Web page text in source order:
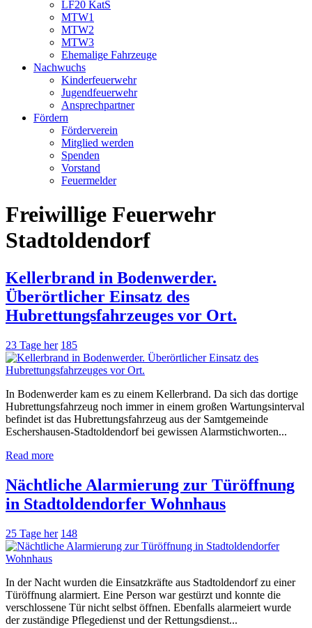
LF20 KatS
MTW1
MTW2
MTW3
Ehemalige Fahrzeuge
Nachwuchs
Kinderfeuerwehr
Jugendfeuerwehr
Ansprechpartner
Fördern
Förderverein
Mitglied werden
Spenden
Vorstand
Feuermelder
Freiwillige Feuerwehr
Stadtoldendorf
Kellerbrand in Bodenwerder.
Überörtlicher Einsatz des
Hubrettungsfahrzeuges vor Ort.
23 Tage her 185
In Bodenwerder kam es zu einem Kellerbrand. Da sich das dortige
Hubrettungsfahrzeug noch immer in einem großen Wartungsinterval
befindet ist das Hubrettungsfahrzeug aus der Samtgemeinde
Eschershausen-Stadtoldendorf bei gewissen Alarmstichworten...
Read more
Nächtliche Alarmierung zur Türöffnung
in Stadtoldendorfer Wohnhaus
25 Tage her 148
In der Nacht wurden die Einsatzkräfte aus Stadtoldendorf zu einer
Türöffnung alarmiert. Eine Person war gestürzt und konnte die
verschlossene Tür nicht selbst öffnen. Ebenfalls alarmeiert wurde
der zuständige Pflegedienst und der Rettungsdienst...